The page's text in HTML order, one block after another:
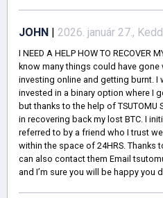
JOHN | 2026. január 27.,
I NEED A HELP HOW TO RECOVER
know many things could have
investing online and getting burnt. I
invested in a binary option where I
but thanks to the help of TSUTOMU
in recovering back my lost BTC. I
referred to by a friend who I trust
within the space of 24HRS. Thanks
can also contact them Email
and I’m sure you will be happy you